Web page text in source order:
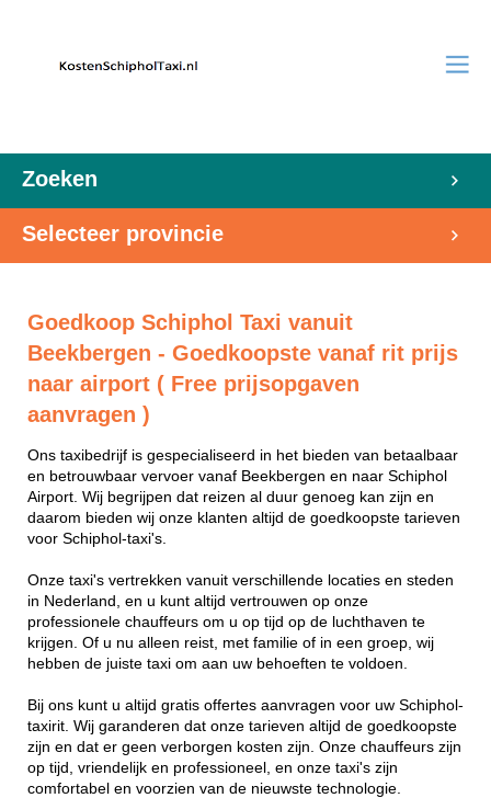
Zoeken
Selecteer provincie
Goedkoop Schiphol Taxi vanuit
Beekbergen - Goedkoopste vanaf rit prijs
naar airport ( Free prijsopgaven
aanvragen )
Ons taxibedrijf is gespecialiseerd in het bieden van betaalbaar
en betrouwbaar vervoer vanaf Beekbergen en naar Schiphol
Airport. Wij begrijpen dat reizen al duur genoeg kan zijn en
daarom bieden wij onze klanten altijd de goedkoopste tarieven
voor Schiphol-taxi's.
Onze taxi's vertrekken vanuit verschillende locaties en steden
in Nederland, en u kunt altijd vertrouwen op onze
professionele chauffeurs om u op tijd op de luchthaven te
krijgen. Of u nu alleen reist, met familie of in een groep, wij
hebben de juiste taxi om aan uw behoeften te voldoen.
Bij ons kunt u altijd gratis offertes aanvragen voor uw Schiphol-
taxirit. Wij garanderen dat onze tarieven altijd de goedkoopste
zijn en dat er geen verborgen kosten zijn. Onze chauffeurs zijn
op tijd, vriendelijk en professioneel, en onze taxi's zijn
comfortabel en voorzien van de nieuwste technologie.